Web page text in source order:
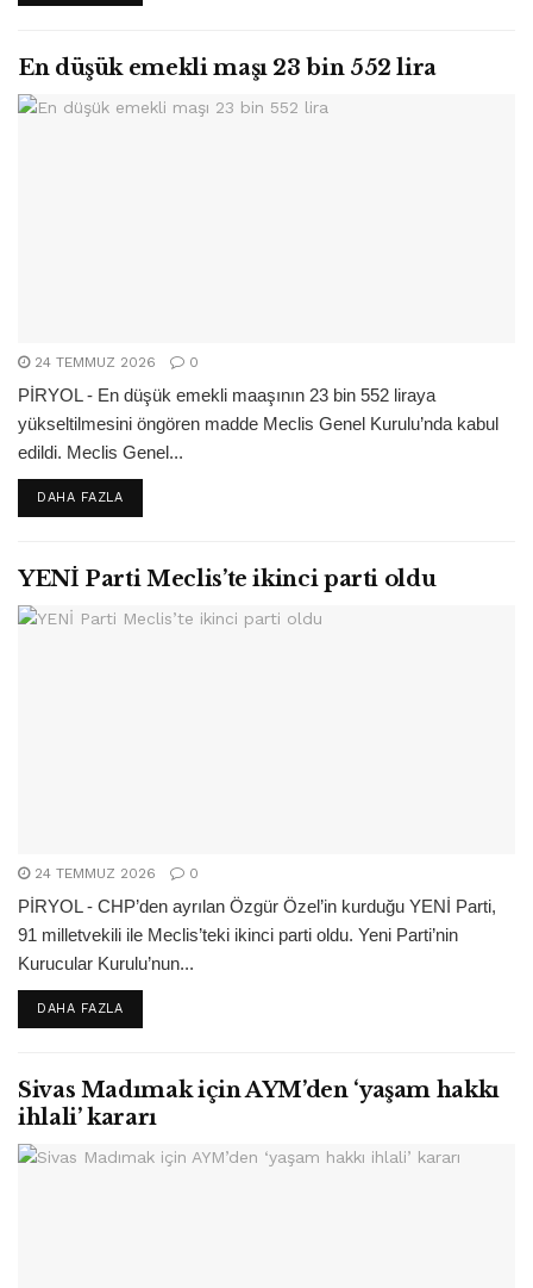
En düşük emekli maşı 23 bin 552 lira
24 TEMMUZ 2026 0
PİRYOL - En düşük emekli maaşının 23 bin 552 liraya
yükseltilmesini öngören madde Meclis Genel Kurulu’nda kabul
edildi. Meclis Genel...
DAHA FAZLADETAILS
YENİ Parti Meclis’te ikinci parti oldu
24 TEMMUZ 2026 0
PİRYOL - CHP’den ayrılan Özgür Özel’in kurduğu YENİ Parti,
91 milletvekili ile Meclis’teki ikinci parti oldu. Yeni Parti’nin
Kurucular Kurulu’nun...
DAHA FAZLADETAILS
Sivas Madımak için AYM’den ‘yaşam hakkı
ihlali’ kararı